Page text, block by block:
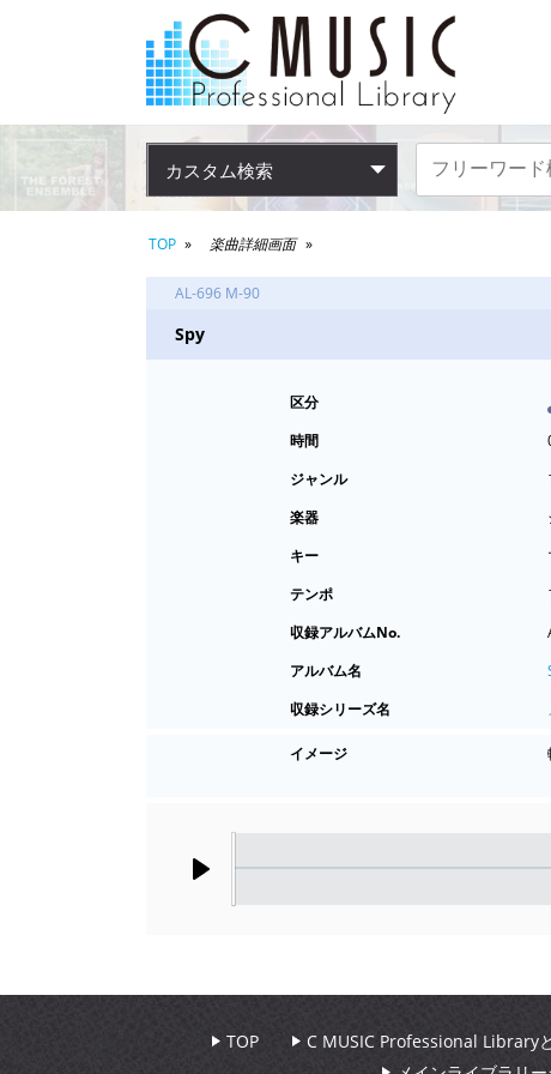
カスタム検索
TOP 楽曲詳細画面
AL-696 M-90
Spy
区分
時間
ジャンル
楽器
キー
テンポ
収録アルバムNo.
アルバム名
収録シリーズ名
イメージ
TOP C MUSIC Professional Library